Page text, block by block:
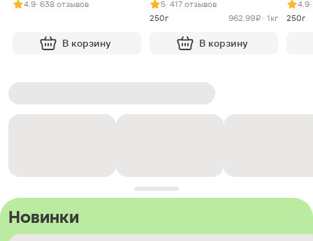
4.9· 638 отзывов
В корзину
5· 417 отзывов
250г
962.99 ₽ · 1кг
В корзину
4.9
250г
Новинки